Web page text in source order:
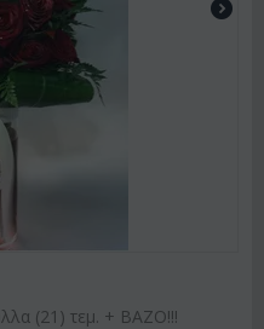
(21) τεμ. + ΒΑΖΟ!!!